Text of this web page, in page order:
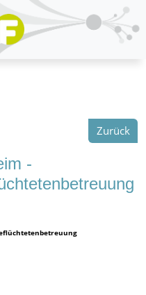
Zurück
-